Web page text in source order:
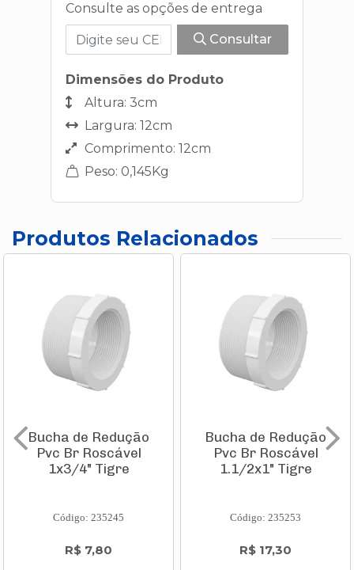
Consulte as opções de entrega
Consultar
Dimensões do Produto
Altura: 3cm
Largura: 12cm
Comprimento: 12cm
Peso: 0,145Kg
Produtos Relacionados
Bucha de Redução
Pvc Br Roscável
1x3/4" Tigre
Código: 235245
R$ 7,80
Bucha de Redução
Pvc Br Roscável
1.1/2x1" Tigre
Código: 235253
R$ 17,30